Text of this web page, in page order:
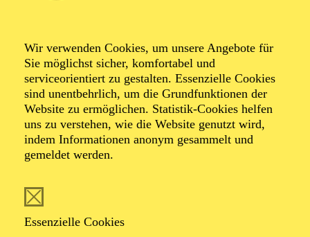
Wir verwenden Cookies, um unsere Angebote für
Sie möglichst sicher, komfortabel und
serviceorientiert zu gestalten. Essenzielle Cookies
sind unentbehrlich, um die Grundfunktionen der
Website zu ermöglichen. Statistik-Cookies helfen
uns zu verstehen, wie die Website genutzt wird,
indem Informationen anonym gesammelt und
gemeldet werden.
Essenzielle Cookies
Smile
Ein Chaplin-Abend von Ben Van Cauwenbergh und
Armen Hakobyan
Musik von Louis Armstrong, John Barry, Charlie
Chaplin, Léo Delibes, Bobby McFerrin, Richard
Wagner, Tom Waits u. a.